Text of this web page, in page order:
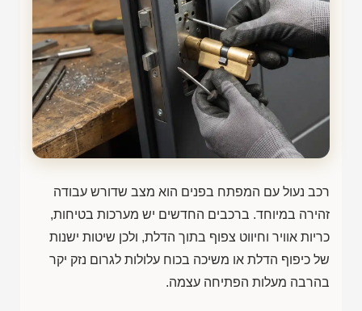
רכב נעול עם המפתח בפנים הוא מצב שדורש עבודה
זהירה במיוחד. ברכבים החדשים יש מערכות בטיחות,
כריות אוויר וחיווט צפוף בתוך הדלת, ולכן שיטות ישנות
של כיפוף הדלת או משיכה בכוח עלולות לגרום נזק יקר
בהרבה מעלות הפתיחה עצמה.